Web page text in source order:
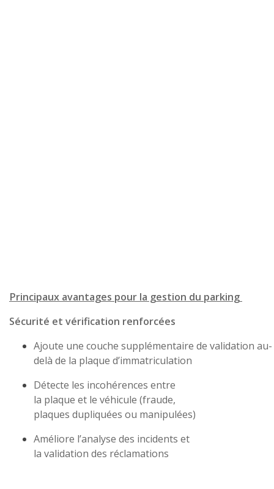
Principaux avantages pour la gestion du parking
Sécurité et vérification renforcées
Ajoute une couche supplémentaire de validation au-
delà de la plaque d’immatriculation
Détecte les incohérences entre
la plaque et le véhicule (fraude,
plaques dupliquées ou manipulées)
Améliore l’analyse des incidents et
la validation des réclamations